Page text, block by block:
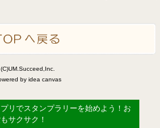
(C)UM.Succeed,Inc.
by idea canvas
リでスタンプラリーを始めよう！お
サクサク！